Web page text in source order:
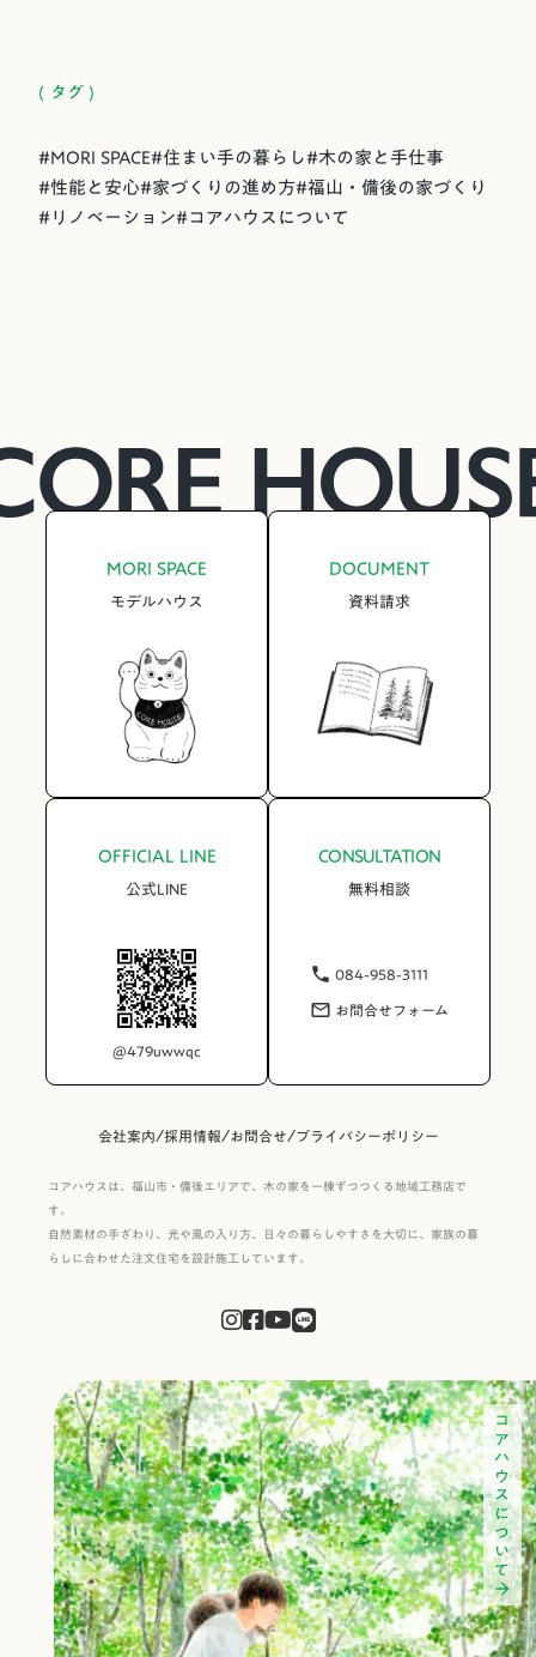
( タグ )
#MORI SPACE#住まい手の暮らし#木の家と手仕事
#性能と安心#家づくりの進め方#福山・備後の家づくり
#リノベーション#コアハウスについて
MORI SPACE
モデルハウス
DOCUMENT
資料請求
OFFICIAL LINE
公式LINE
@479uwwqc
CONSULTATION
無料相談
phone 084-958-3111
mail_outline お問合せフォーム
会社案内/採用情報/お問合せ/プライバシーポリシー
コアハウスは、福山市・備後エリアで、木の家を一棟ずつつくる地域工務店で
す。
自然素材の手ざわり、光や風の入り方、日々の暮らしやすさを大切に、家族の暮
らしに合わせた注文住宅を設計施工しています。
コアハウスについて
arrow_forward